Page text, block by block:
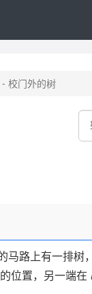
校门外的树
搜
马路上有一排树
的位置，另一端在